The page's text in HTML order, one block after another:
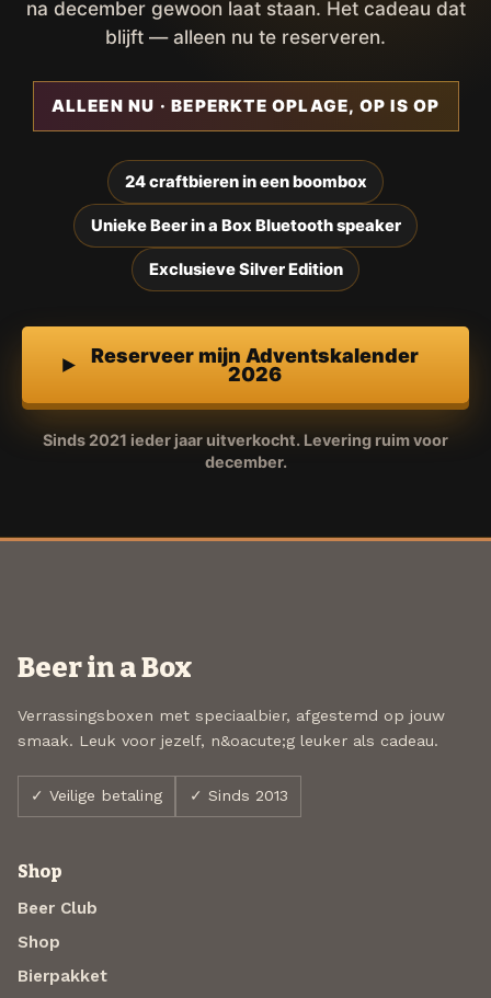
na december gewoon laat staan. Het cadeau dat
blijft — alleen nu te reserveren.
ALLEEN NU · BEPERKTE OPLAGE, OP IS OP
24 craftbieren in een boombox
Unieke Beer in a Box Bluetooth speaker
Exclusieve Silver Edition
Reserveer mijn Adventskalender
2026
Sinds 2021 ieder jaar uitverkocht. Levering ruim voor
december.
Beer in a Box
Verrassingsboxen met speciaalbier, afgestemd op jouw
smaak. Leuk voor jezelf, n&oacute;g leuker als cadeau.
✓ Veilige betaling ✓ Sinds 2013
Shop
Beer Club
Shop
Bierpakket